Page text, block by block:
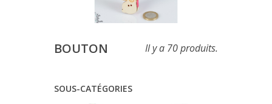
BOUTON Il y a 70 produits.
SOUS-CATÉGORIES